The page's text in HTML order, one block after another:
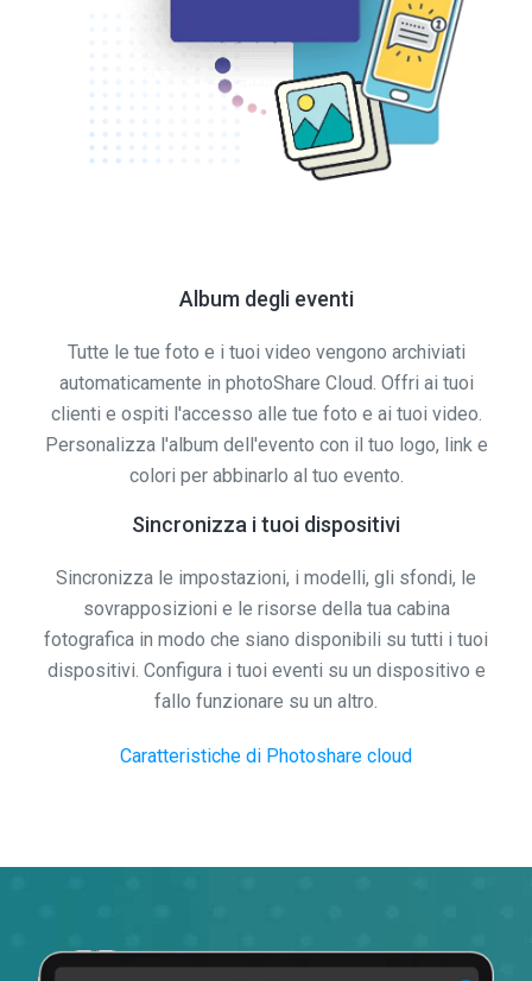
Album degli eventi
Tutte le tue foto e i tuoi video vengono archiviati
automaticamente in photoShare Cloud. Offri ai tuoi
clienti e ospiti l'accesso alle tue foto e ai tuoi video.
Personalizza l'album dell'evento con il tuo logo, link e
colori per abbinarlo al tuo evento.
Sincronizza i tuoi dispositivi
Sincronizza le impostazioni, i modelli, gli sfondi, le
sovrapposizioni e le risorse della tua cabina
fotografica in modo che siano disponibili su tutti i tuoi
dispositivi. Configura i tuoi eventi su un dispositivo e
fallo funzionare su un altro.
Caratteristiche di Photoshare cloud